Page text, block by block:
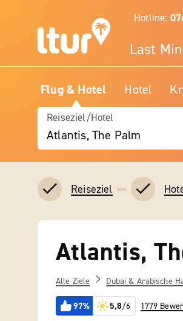
Hotline:
Last
Flug & Hotel Hotel
Reiseziel/Hotel
Atlantis, The Palm
Reiseziel
Atlantis,
Alle Ziele Dubai & Arabische
97% 5,8/6 1779